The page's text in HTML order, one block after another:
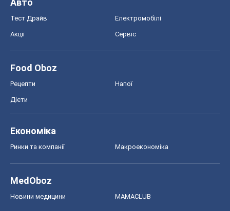
Авто
Тест Драйв Електромобілі
Акції Сервіс
Food Oboz
Рецепти Напої
Дієти
Економіка
Ринки та компанії Макроекономіка
MedOboz
Новини медицини MAMACLUB